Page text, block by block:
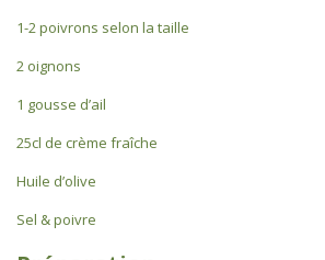
1-2 poivrons selon la taille
2 oignons
1 gousse d’ail
25cl de crème fraîche
Huile d’olive
Sel & poivre